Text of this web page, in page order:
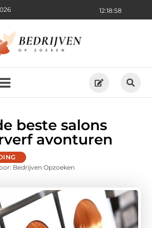
12:18:59
beste salons
avonturen
Bedrijven Opzoeken